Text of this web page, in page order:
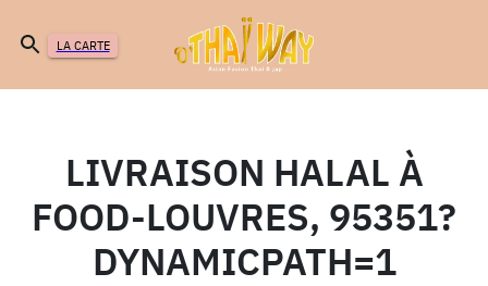
LA CARTE
LIVRAISON HALAL À
FOOD-LOUVRES, 95351?
DYNAMICPATH=1